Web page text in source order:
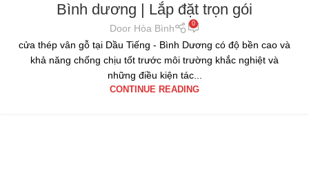
Bình dương | Lắp đặt trọn gói
Door Hòa Bình 0
cửa thép vân gỗ tại Dầu Tiếng - Bình Dương có độ bền cao và
khả năng chống chịu tốt trước môi trường khắc nghiệt và
những điều kiện tác...
CONTINUE READING